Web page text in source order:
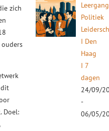
zich
Doel:
Leergang
Politiek
I Den
Haag
I 7
dagen
24/09/
-
06/05/